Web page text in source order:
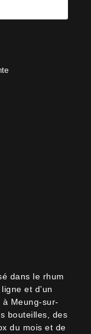
dans le rhum
et d’un
à Meung-sur-
bouteilles, des
du mois et de